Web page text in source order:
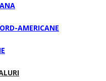
AMERICANE